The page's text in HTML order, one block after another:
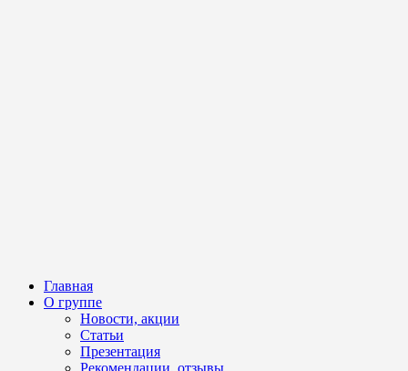
Главная
О группе
Новости, акции
Статьи
Презентация
Рекомендации, отзывы